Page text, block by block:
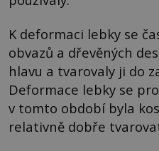
K deformaci lebky se
obvazů a dřevěných
hlavu a tvarovaly ji do
Deformace lebky se
v tomto období byla
relativně dobře